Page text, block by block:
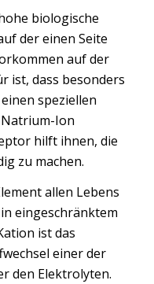
biologische
der einen Seite
auf der
ist, dass besonders
speziellen
Ion
hilft ihnen, die
zu machen.
allen Lebens
eingeschränktem
ist das
einer der
den Elektrolyten.